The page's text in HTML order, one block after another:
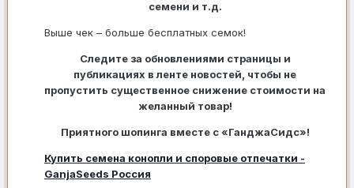
семени и т.д.
Выше чек – больше бесплатных семок!
Следите за обновлениями страницы и
публикациях в ленте новостей, чтобы не
пропустить существенное снижение стоимости на
желанный товар!
Приятного шопинга вместе с «ГанджаСидс»!
Купить семена конопли и споровые отпечатки -
GanjaSeeds Россия